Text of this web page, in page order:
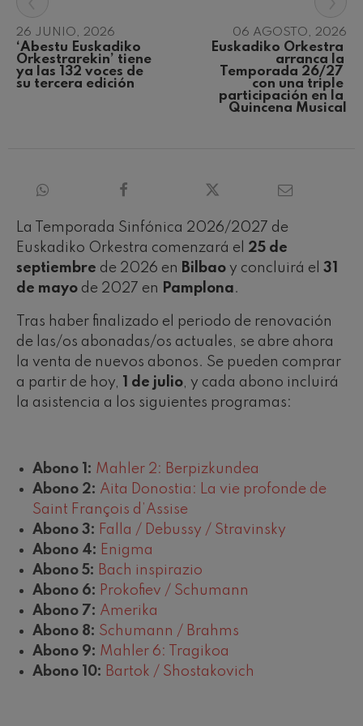
26 JUNIO, 2026
‘Abestu Euskadiko
Orkestrarekin’ tiene
ya las 132 voces de
su tercera edición
06 AGOSTO, 2026
Euskadiko Orkestra
arranca la
Temporada 26/27
con una triple
participación en la
Quincena Musical
La Temporada Sinfónica 2026/2027 de
Euskadiko Orkestra comenzará el 25 de
septiembre de 2026 en Bilbao y concluirá el 31
de mayo de 2027 en Pamplona.
Tras haber finalizado el periodo de renovación
de las/os abonadas/os actuales, se abre ahora
la venta de nuevos abonos. Se pueden comprar
a partir de hoy,
1 de julio, y cada abono incluirá
la asistencia a los siguientes programas:
Abono 1: Mahler 2: Berpizkundea
Abono 2: Aita Donostia: La vie profonde de
Saint François d’Assise
Abono 3: Falla / Debussy / Stravinsky
Abono 4: Enigma
Abono 5: Bach inspirazio
Abono 6: Prokofiev / Schumann
Abono 7: Amerika
Abono 8: Schumann / Brahms
Abono 9: Mahler 6: Tragikoa
Abono 10: Bartok / Shostakovich
Max Bruch: Kol nidrei
Max Bruch
Robert Schumann: Concierto
Robert Schumann
Franz Schubert
Wolfgang Amadeus Mozart